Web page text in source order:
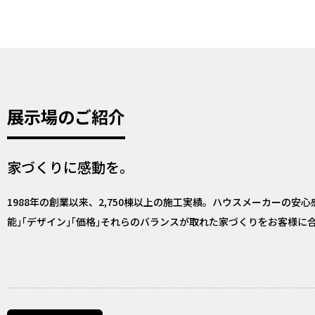
展示場のご紹介
家づくりに感動を。
1988年の創業以来、2,750棟以上の施工実績。ハウスメーカーの安
能｣｢デザイン｣｢価格｣それらのバランスが取れた家づくりをお客様に